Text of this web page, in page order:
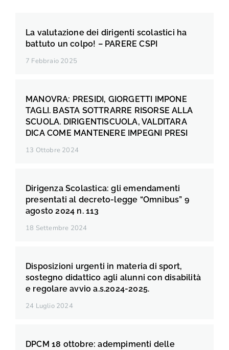
La valutazione dei dirigenti scolastici ha
battuto un colpo! – PARERE CSPI
7 Febbraio 2025
MANOVRA: PRESIDI, GIORGETTI IMPONE
TAGLI. BASTA SOTTRARRE RISORSE ALLA
SCUOLA. DIRIGENTISCUOLA, VALDITARA
DICA COME MANTENERE IMPEGNI PRESI
13 Ottobre 2024
Dirigenza Scolastica: gli emendamenti
presentati al decreto-legge “Omnibus” 9
agosto 2024 n. 113
18 Settembre 2024
Disposizioni urgenti in materia di sport,
sostegno didattico agli alunni con disabilità
e regolare avvio a.s.2024-2025.
24 Luglio 2024
DPCM 18 ottobre: adempimenti delle